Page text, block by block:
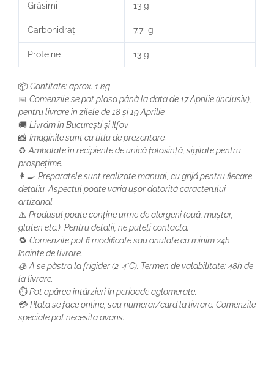
Grăsimi 13 g
Carbohidrați 7.7 g
Proteine 13 g
📦 Cantitate: aprox. 1 kg
📅 Comenzile se pot plasa până la data de 17 Aprilie (inclusiv),
pentru livrare în zilele de 18 și 19 Aprilie.
🚚 Livrăm în București și Ilfov.
📸 Imaginile sunt cu titlu de prezentare.
♻️Ambalate în recipiente de unică folosință, sigilate pentru
prospețime.
👩‍🍳 Preparatele sunt realizate manual, cu grijă pentru fiecare
detaliu. Aspectul poate varia ușor datorită caracterului
artizanal.
⚠️ Produsul poate conține urme de alergeni (ouă, muștar,
gluten etc.). Pentru detalii, ne puteți contacta.
🔁 Comenzile pot fi modificate sau anulate cu minim 24h
înainte de livrare.
🧊A se păstra la frigider (2-4°C). Termen de valabilitate: 48h de
la livrare.
⏱️Pot apărea întârzieri în perioade aglomerate.
💳 Plata se face online, sau numerar/card la livrare. Comenzile
speciale pot necesita avans.